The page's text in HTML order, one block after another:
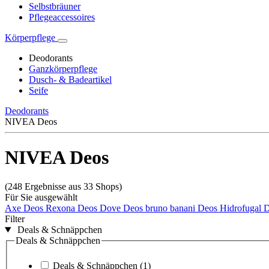
Selbstbräuner
Pflegeaccessoires
Körperpflege
Deodorants
Ganzkörperpflege
Dusch- & Badeartikel
Seife
Deodorants
NIVEA Deos
NIVEA Deos
(248 Ergebnisse aus 33 Shops)
Für Sie ausgewählt
Axe Deos Rexona Deos Dove Deos bruno banani Deos Hidrofugal
Filter
Deals & Schnäppchen
Deals & Schnäppchen
Deals & Schnäppchen (1)